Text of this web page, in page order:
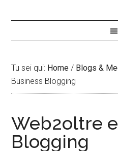
Tu sei qui: Home / Blogs &
Business Blogging
Web2oltre
Blogging